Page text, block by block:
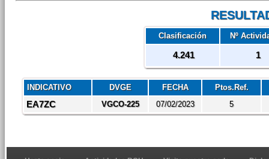
Clasificación Nº
4.241 1
INDICATIVO DVGE FECHA Ptos.Ref.
EA7ZC VGCO-225 07/02/2023 5